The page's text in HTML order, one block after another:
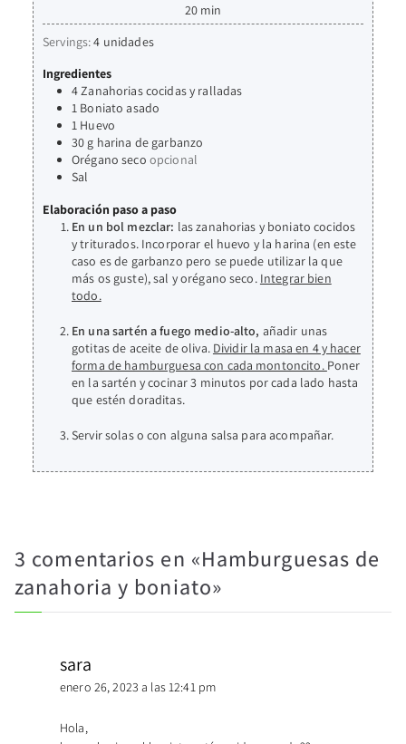
20 min
Servings:4 unidades
Ingredientes
4Zanahorias cocidas y ralladas
1 Boniato asado
1 Huevo
30 g harina de garbanzo
Orégano seco opcional
Sal
Elaboración paso a paso
En un bol mezclar: las zanahorias y boniato cocidos
y triturados. Incorporar el huevo y la harina (en este
caso es de garbanzo pero se puede utilizar la que
más os guste), sal y orégano seco. Integrar bien
todo.
En una sartén a fuego medio-alto, añadir unas
gotitas de aceite de oliva. Dividir la masa en 4 y hacer
forma de hamburguesa con cada montoncito. Poner
en la sartén y cocinar 3 minutos por cada lado hasta
que estén doraditas.
Servir solas o con alguna salsa para acompañar.
3 comentarios en «Hamburguesas de
zanahoria y boniato»
sara
enero 26, 2023 a las 12:41 pm
Hola,